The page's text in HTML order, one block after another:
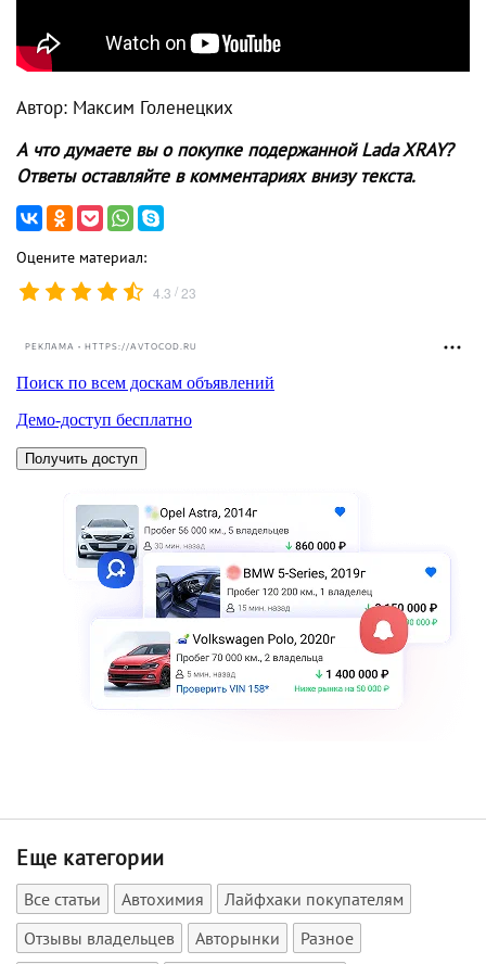
Автор: Максим Голенецких
А что думаете вы о покупке подержанной Lada XRAY?
Ответы оставляйте в комментариях внизу текста.
Оцените материал:
4.3 /23
РЕКЛАМА • HTTPS://AVTOCOD.RU
Еще категории
Все статьи Автохимия
Лайфхаки покупателям
Отзывы владельцев
Авторынки
Разное